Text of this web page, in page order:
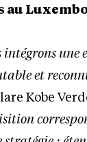
au
intégrons une
et
Kobe